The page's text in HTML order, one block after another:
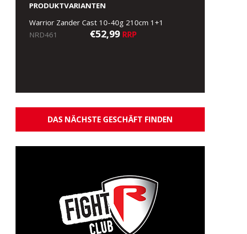
PRODUKTVARIANTEN
Warrior Zander Cast 10-40g 210cm 1+1
NRD461
€52,99 RRP
DAS NÄCHSTE GESCHÄFT FINDEN